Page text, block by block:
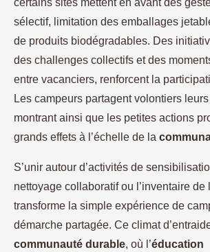
certains sites mettent en avant des
sélectif, limitation des emballages
de produits biodégradables. Des
des challenges collectifs et des
entre vacanciers, renforcent la
Les campeurs partagent volontiers
montrant ainsi que les petites actions
grands effets à l’échelle de la
S’unir autour d’activités de
nettoyage collaboratif ou l’inventaire de
transforme la simple expérience de
démarche partagée. Ce climat
communauté durable, où l’éducation